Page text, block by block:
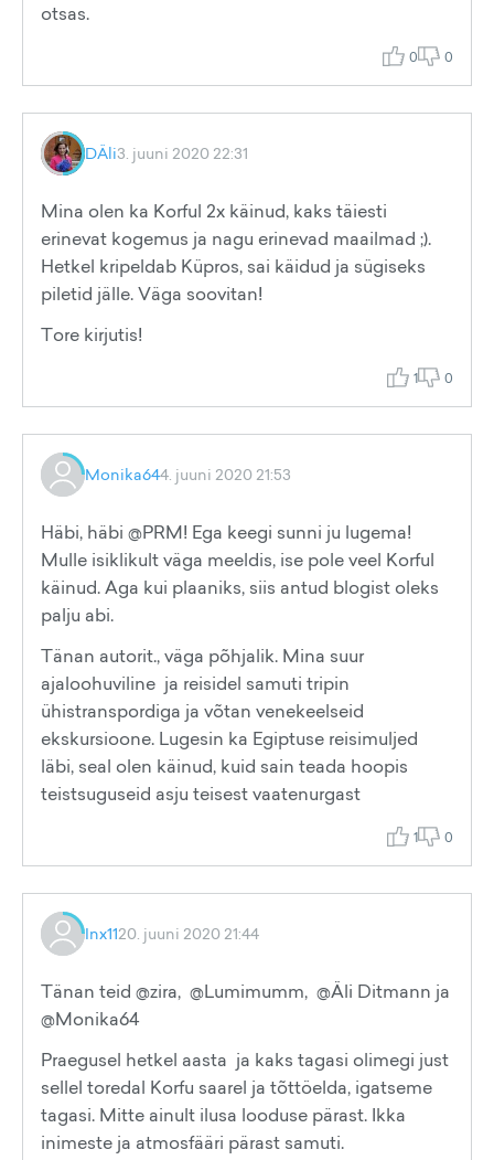
otsas.
0 0
DÄli3. juuni 2020 22:31
Mina olen ka Korful 2x käinud, kaks täiesti
erinevat kogemus ja nagu erinevad maailmad ;).
Hetkel kripeldab Küpros, sai käidud ja sügiseks
piletid jälle. Väga soovitan!
Tore kirjutis!
1 0
Monika644. juuni 2020 21:53
Häbi, häbi @PRM! Ega keegi sunni ju lugema!
Mulle isiklikult väga meeldis, ise pole veel Korful
käinud. Aga kui plaaniks, siis antud blogist oleks
palju abi.
Tänan autorit., väga põhjalik. Mina suur
ajaloohuviline ja reisidel samuti tripin
ühistranspordiga ja võtan venekeelseid
ekskursioone. Lugesin ka Egiptuse reisimuljed
läbi, seal olen käinud, kuid sain teada hoopis
teistsuguseid asju teisest vaatenurgast
1 0
Inx1120. juuni 2020 21:44
Tänan teid @zira, @Lumimumm, @Äli Ditmann ja
@Monika64
Praegusel hetkel aasta ja kaks tagasi olimegi just
sellel toredal Korfu saarel ja tõttöelda, igatseme
tagasi. Mitte ainult ilusa looduse pärast. Ikka
inimeste ja atmosfääri pärast samuti.